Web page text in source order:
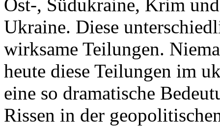
Ost-, Südukraine, Krim
Ukraine. Diese
wirksame Teilungen.
heute diese Teilungen im
eine so dramatische
Rissen in der